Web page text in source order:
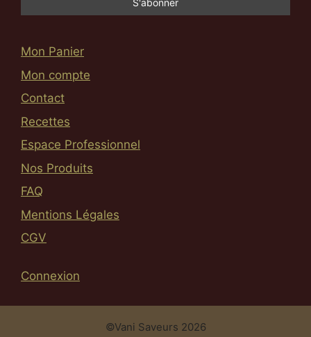
Mon Panier
Mon compte
Contact
Recettes
Espace Professionnel
Nos Produits
FAQ
Mentions Légales
CGV
Connexion
©Vani Saveurs 2026
Article ajouté au panier